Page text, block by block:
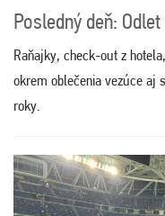
Posledný deň:
Raňajky, check-out z
okrem oblečenia vezúce aj
roky.